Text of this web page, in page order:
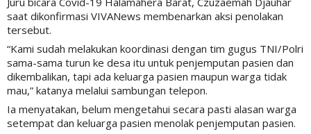
saat dikonfirmasi VIVANews membenarkan aksi penolakan
tersebut.
“Kami sudah melakukan koordinasi dengan tim gugus TNI/Polri
sama-sama turun ke desa itu untuk penjemputan pasien dan
dikembalikan, tapi ada keluarga pasien maupun warga tidak
mau,” katanya melalui sambungan telepon.
Ia menyatakan, belum mengetahui secara pasti alasan warga
setempat dan keluarga pasien menolak penjemputan pasien.